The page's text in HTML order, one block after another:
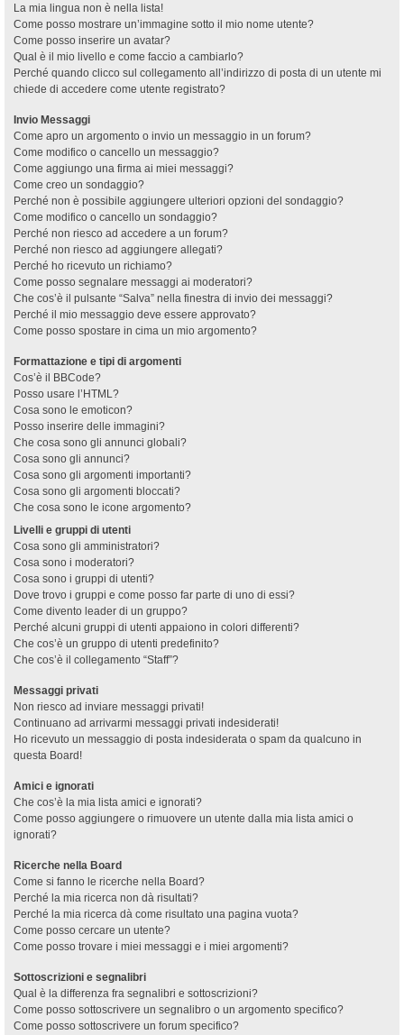
La mia lingua non è nella lista!
Come posso mostrare un’immagine sotto il mio nome utente?
Come posso inserire un avatar?
Qual è il mio livello e come faccio a cambiarlo?
Perché quando clicco sul collegamento all’indirizzo di posta di un utente mi
chiede di accedere come utente registrato?
Invio Messaggi
Come apro un argomento o invio un messaggio in un forum?
Come modifico o cancello un messaggio?
Come aggiungo una firma ai miei messaggi?
Come creo un sondaggio?
Perché non è possibile aggiungere ulteriori opzioni del sondaggio?
Come modifico o cancello un sondaggio?
Perché non riesco ad accedere a un forum?
Perché non riesco ad aggiungere allegati?
Perché ho ricevuto un richiamo?
Come posso segnalare messaggi ai moderatori?
Che cos’è il pulsante “Salva” nella finestra di invio dei messaggi?
Perché il mio messaggio deve essere approvato?
Come posso spostare in cima un mio argomento?
Formattazione e tipi di argomenti
Cos’è il BBCode?
Posso usare l’HTML?
Cosa sono le emoticon?
Posso inserire delle immagini?
Che cosa sono gli annunci globali?
Cosa sono gli annunci?
Cosa sono gli argomenti importanti?
Cosa sono gli argomenti bloccati?
Che cosa sono le icone argomento?
Livelli e gruppi di utenti
Cosa sono gli amministratori?
Cosa sono i moderatori?
Cosa sono i gruppi di utenti?
Dove trovo i gruppi e come posso far parte di uno di essi?
Come divento leader di un gruppo?
Perché alcuni gruppi di utenti appaiono in colori differenti?
Che cos’è un gruppo di utenti predefinito?
Che cos’è il collegamento “Staff”?
Messaggi privati
Non riesco ad inviare messaggi privati!
Continuano ad arrivarmi messaggi privati indesiderati!
Ho ricevuto un messaggio di posta indesiderata o spam da qualcuno in
questa Board!
Amici e ignorati
Che cos’è la mia lista amici e ignorati?
Come posso aggiungere o rimuovere un utente dalla mia lista amici o
ignorati?
Ricerche nella Board
Come si fanno le ricerche nella Board?
Perché la mia ricerca non dà risultati?
Perché la mia ricerca dà come risultato una pagina vuota?
Come posso cercare un utente?
Come posso trovare i miei messaggi e i miei argomenti?
Sottoscrizioni e segnalibri
Qual è la differenza fra segnalibri e sottoscrizioni?
Come posso sottoscrivere un segnalibro o un argomento specifico?
Come posso sottoscrivere un forum specifico?